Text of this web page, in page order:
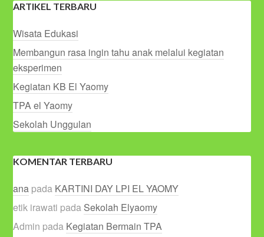
ARTIKEL TERBARU
Wisata Edukasi
Membangun rasa ingin tahu anak melalui kegiatan
eksperimen
Kegiatan KB El Yaomy
TPA el Yaomy
Sekolah Unggulan
KOMENTAR TERBARU
ana pada KARTINI DAY LPI EL YAOMY
etik irawati pada Sekolah Elyaomy
Admin pada Kegiatan Bermain TPA